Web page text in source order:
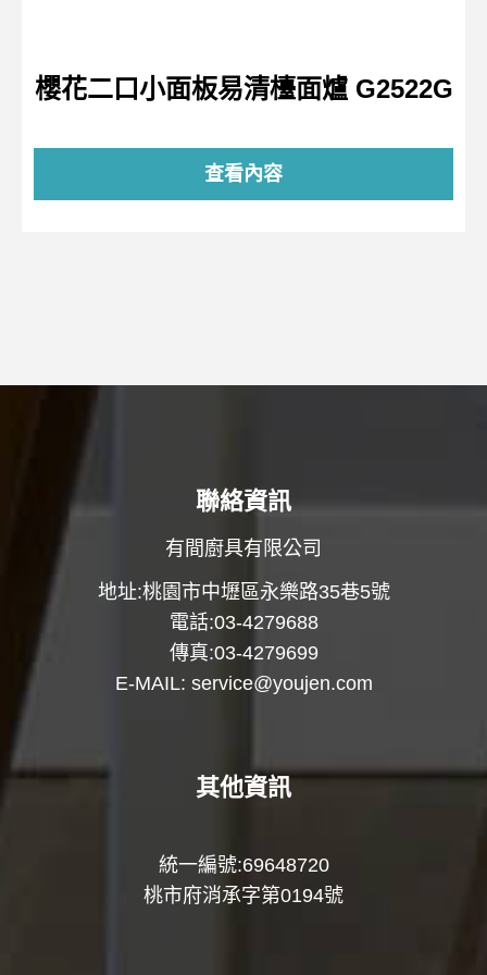
櫻花二口小面板易清檯面爐 G2522G
查看內容
聯絡資訊
有間廚具有限公司
地址:桃園市中壢區永樂路35巷5號
電話:03-4279688
傳真:03-4279699
E-MAIL: service@youjen.com
其他資訊
統一編號:69648720
桃市府消承字第0194號